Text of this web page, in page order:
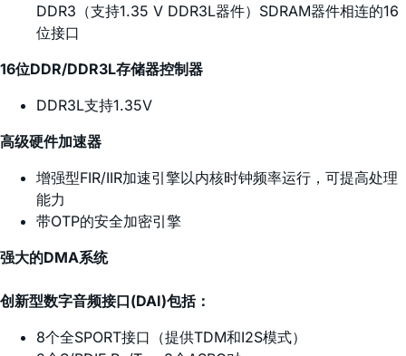
DDR3（支持1.35 V DDR3L器件）SDRAM器件相连的16
位接口
16位DDR/DDR3L存储器控制器
DDR3L支持1.35V
高级硬件加速器
增强型FIR/IIR加速引擎以内核时钟频率运行，可提高处理
能力
带OTP的安全加密引擎
强大的DMA系统
创新型数字音频接口(DAI)包括：
8个全SPORT接口（提供TDM和I2S模式）